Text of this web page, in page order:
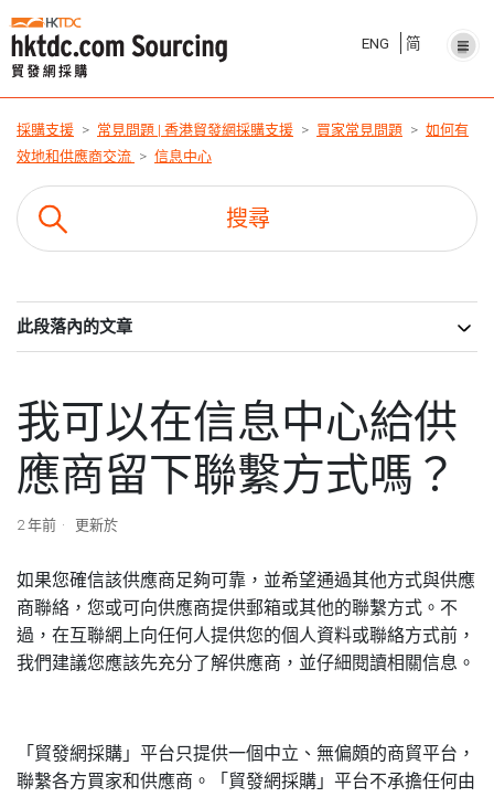
ENG 简
採購支援 常見問題 | 香港貿發網採購支援 買家常見問題
如何有
效地和供應商交流
信息中心
此段落內的文章
我可以在信息中心給供
應商留下聯繫方式嗎？
2 年前 更新於
如果您確信該供應商足夠可靠，並希望通過其他方式與供應
商聯絡，您或可向供應商提供郵箱或其他的聯繫方式。不
過，在互聯網上向任何人提供您的個人資料或聯絡方式前，
我們建議您應該先充分了解供應商，並仔細閱讀相關信息。
「貿發網採購」平台只提供一個中立、無偏頗的商貿平台，
聯繫各方買家和供應商。「貿發網採購」平台不承擔任何由